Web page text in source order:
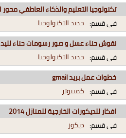
تكنولوجيا التعليم والذكاء العاطفي محور
في قسم: جديد التكنولوجيا
نقوش حناء عسل و صور رسومات حناء لليد
في قسم: جديد التكنولوجيا
خطوات عمل بريد gmail
في قسم: كمبيوتر
افكار للديكورات الخارجية للمنازل 2014
في قسم: ديكور